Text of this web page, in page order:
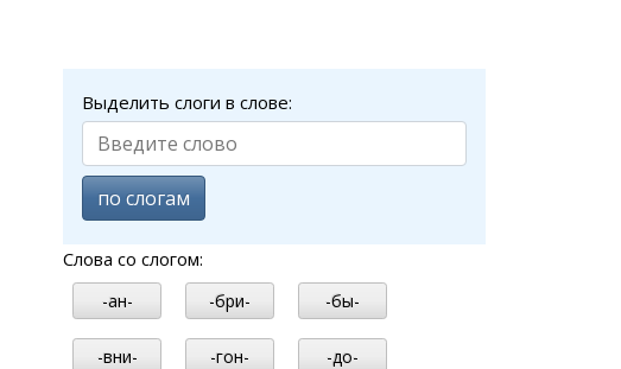
Выделить слоги в слове:
по слогам
Слова со слогом:
-ан- -бри- -бы-
-вни- -гон- -до-